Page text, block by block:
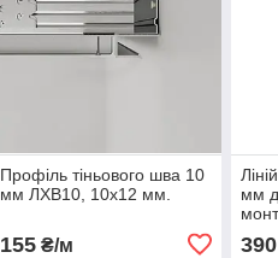
Профіль тіньового шва 10
мм ЛХВ10, 10х12 мм.
155₴/м
мм
390